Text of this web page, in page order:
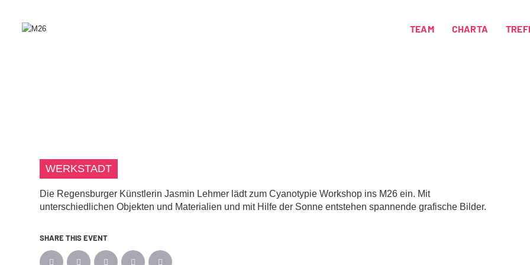
TEAM CHARTA
WERKSTADT
Die Regensburger Künstlerin Jasmin Lehmer lädt zum Cyanotypie Workshop ins M26 ein. Mit
unterschiedlichen Objekten und Materialien und mit Hilfe der Sonne entstehen spannende grafische Bilder.
SHARE THIS EVENT